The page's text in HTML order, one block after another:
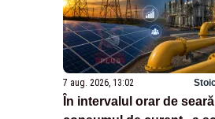
7 aug. 2026, 13:02
În intervalul orar de